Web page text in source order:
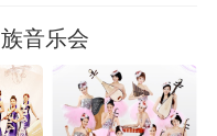
音乐会